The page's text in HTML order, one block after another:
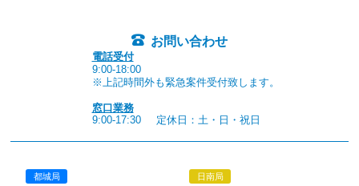
お問い合わせ
電話受付
9:00-18:00
※上記時間外も緊急案件受付致します。
窓口業務
9:00-17:30
定休日：土・日・祝日
都城局 日南局